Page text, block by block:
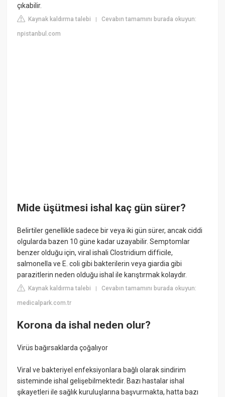
çıkabilir.
Kaynak kaldırma talebi |Cevabın tamamını burada okuyun:
npistanbul.com
Mide üşütmesi ishal kaç gün sürer?
Belirtiler genellikle sadece bir veya iki gün sürer, ancak ciddi
olgularda bazen 10 güne kadar uzayabilir. Semptomlar
benzer olduğu için, viral ishali Clostridium difficile,
salmonella ve E. coli gibi bakterilerin veya giardia gibi
parazitlerin neden olduğu ishal ile karıştırmak kolaydır.
Kaynak kaldırma talebi |Cevabın tamamını burada okuyun:
medicalpark.com.tr
Korona da ishal neden olur?
Virüs bağırsaklarda çoğalıyor
Viral ve bakteriyel enfeksiyonlara bağlı olarak sindirim
sisteminde ishal gelişebilmektedir. Bazı hastalar ishal
şikayetleri ile sağlık kuruluşlarına başvurmakta, hatta bazı